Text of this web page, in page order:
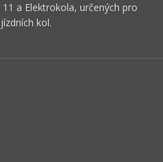
a Elektrokola, určených pro
kol.